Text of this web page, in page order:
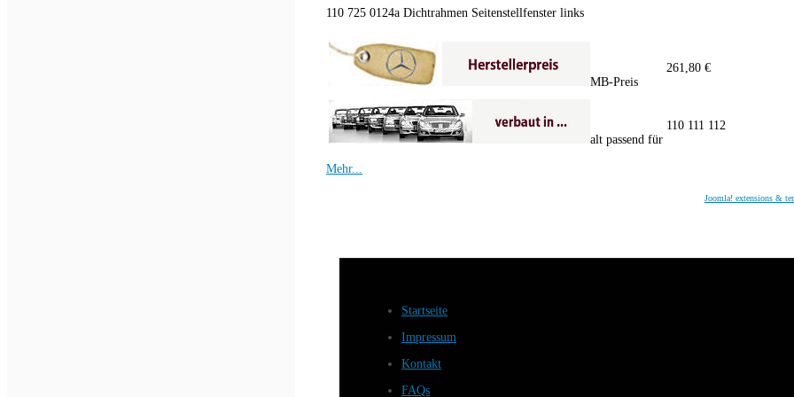
110 725 0124a Dichtrahmen Seitenstellfenster links
MB-Preis
261,80 €
alt passend für
110 111 112
Mehr...
Joomla! extensions &
Startseite
Impressum
Kontakt
FAQs